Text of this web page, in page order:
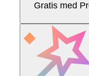
Gratis med